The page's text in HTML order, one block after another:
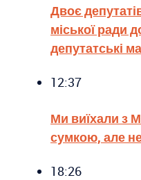
Двоє
міської ради
депутатські
12:37
Ми виїхали з
сумкою, але
18:26